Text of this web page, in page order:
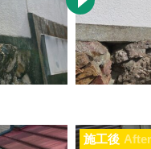
施工後 After